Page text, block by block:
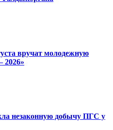
вручат молодежную
незаконную добычу ПГС у